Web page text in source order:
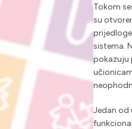
Tokom
su
sistema.
pokazuju
Jedan od